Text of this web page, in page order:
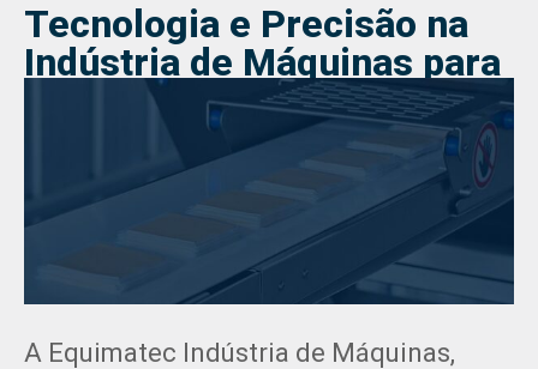
Tecnologia e Precisão na
Indústria de Máquinas para
Alimentos
25/02/2025
A Equimatec Indústria de Máquinas,